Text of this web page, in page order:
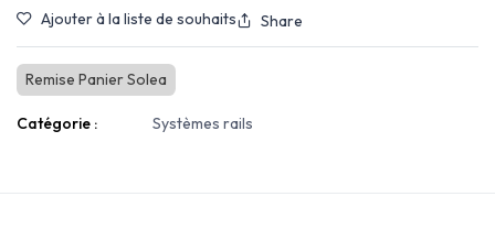
Ajouter à la liste de souhaits Share
Remise Panier Solea
Catégorie : Systèmes rails